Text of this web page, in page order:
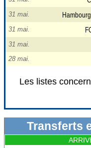
Benfica Lisbo.
31 mai.
31 mai.
31 mai.
28 mai.
Les listes
Transferts